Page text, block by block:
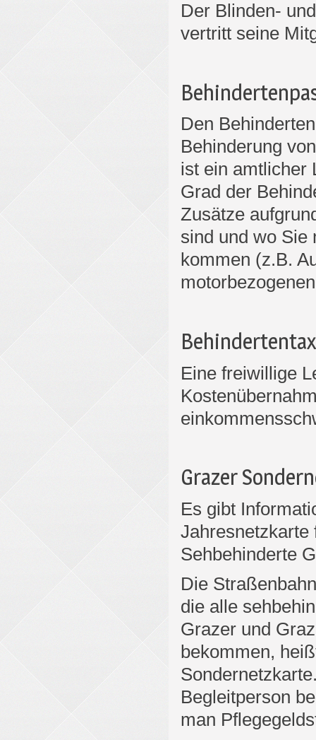
Der Blinden-
vertritt seine
Den
Behinderung
ist ein amtlicher
Grad der
Zusätze
sind und wo Sie
kommen (z.B.
Eine freiwillige
Grazer
Es gibt
Jahresnetzkarte
Sehbehinderte
Die
die alle
Grazer und
bekommen,
Begleitperson
man